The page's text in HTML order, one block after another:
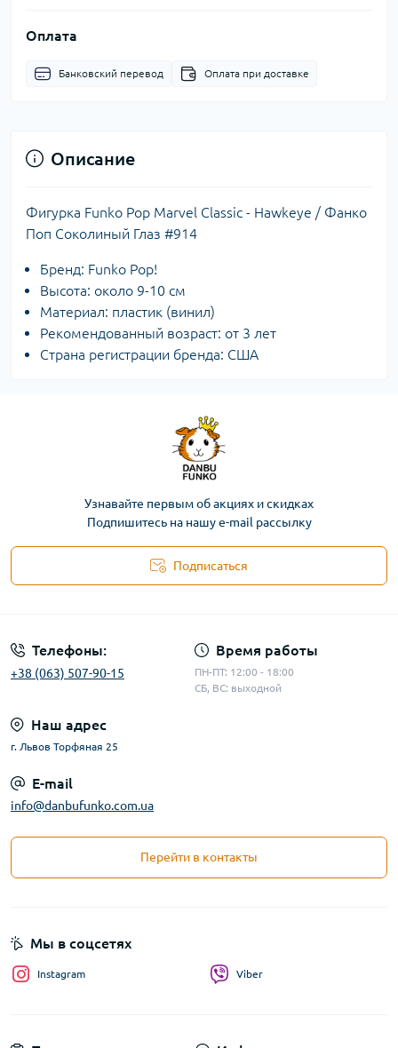
Оплата
Банковский перевод Оплата при доставке
Описание
Фигурка Funko Pop Marvel Classic - Hawkeye / Фанко
Поп Соколиный Глаз #914
Бренд: Funko Pop!
Высота: около 9-10 см
Материал: пластик (винил)
Рекомендованный возраст: от 3 лет
Страна регистрации бренда: США
Узнавайте первым об акциях и скидках
Подпишитесь на нашу e-mail рассылку
Подписаться
Телефоны:
+38 (063) 507-90-15
Время работы
ПН-ПТ: 12:00 - 18:00
СБ, ВС: выходной
Наш адрес
г. Львов Торфяная 25
E-mail
info@danbufunko.com.ua
Перейти в контакты
Мы в соцсетях
Instagram Viber